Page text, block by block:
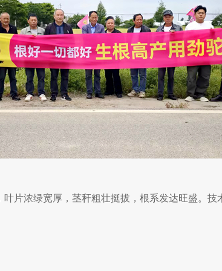
片浓绿宽厚，茎秆粗壮挺拔，根系发达旺盛。